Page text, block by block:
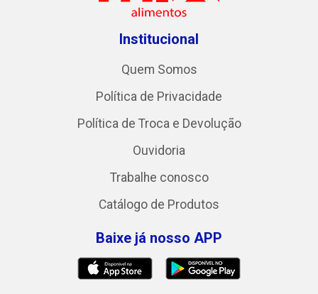
Institucional
Quem Somos
Política de Privacidade
Política de Troca e Devolução
Ouvidoria
Trabalhe conosco
Catálogo de Produtos
Baixe já nosso APP